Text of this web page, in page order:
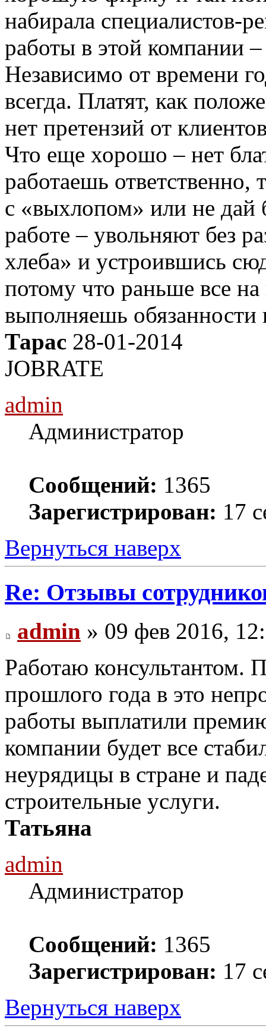
набирала специалистов-
работы в этой компании
Независимо от времени
всегда. Платят, как
нет претензий от
Что еще хорошо – нет
работаешь
с «выхлопом» или не дай
работе – увольняют без
хлеба» и устроившись
потому что раньше все на
выполняешь обязанности
Тарас 28-01-2014
JOBRATE
admin
Администратор
Сообщений: 1365
Зарегистрирован: 17
Вернуться наверх
Re: Отзывы
admin » 09 фев 2016,
Работаю консультантом.
прошлого года в это
работы выплатили
компании будет все
неурядицы в стране и
строительные услуги.
Татьяна
admin
Администратор
Сообщений: 1365
Зарегистрирован: 17
Вернуться наверх